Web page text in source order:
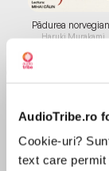
AudioTribe.ro
Cookie-uri?
text care
Pădurea
Haruki Murakami